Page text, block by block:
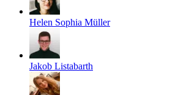
Helen Sophia Müller
Jakob Listabarth